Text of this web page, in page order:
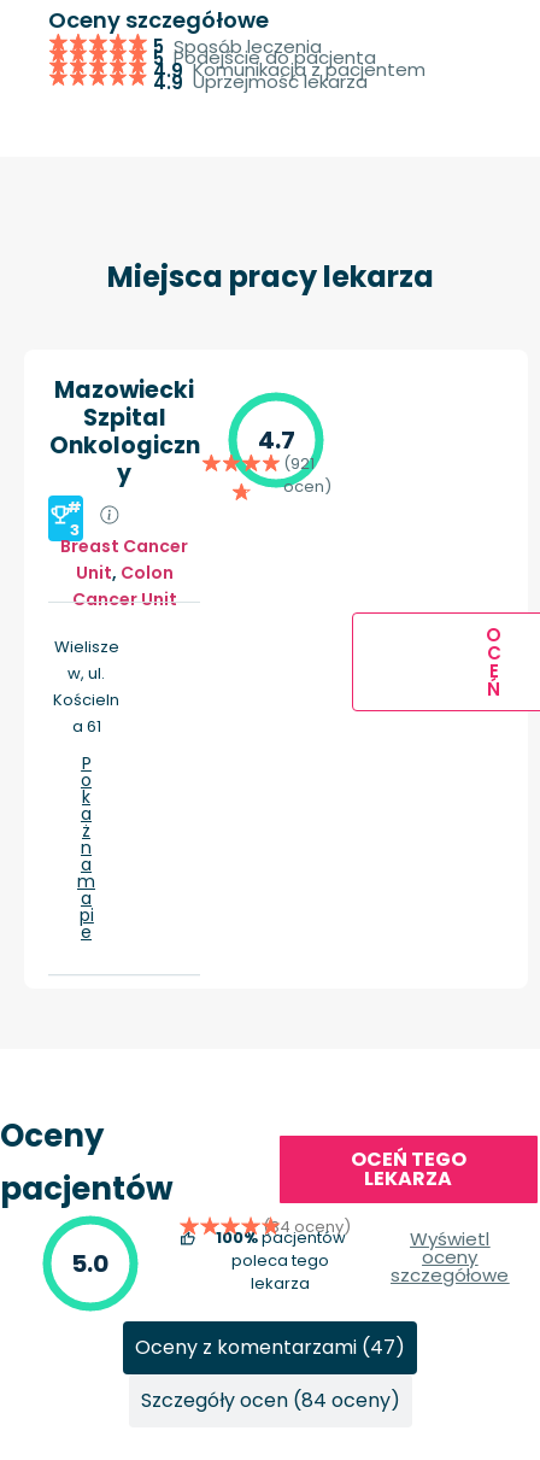
Oceny szczegółowe
5 Sposób leczenia
5 Podejście do pacjenta
4.9 Komunikacja z pacjentem
4.9 Uprzejmość lekarza
Miejsca pracy lekarza
Mazowiecki
Szpital
Onkologiczn
y
#
3
Breast Cancer
Unit, Colon
Cancer Unit
Wielisze
w, ul.
Kościeln
a 61
P
o
k
a
ż
n
a
m
a
pi
e
4.7
(921
ocen)
O
C
E
Ń
Oceny
pacjentów
OCEŃ TEGO
LEKARZA
5.0
(84 oceny)
100%pacjentów
poleca tego
lekarza
Wyświetl
oceny
szczegółowe
Oceny z komentarzami (47)
Szczegóły ocen (84 oceny)